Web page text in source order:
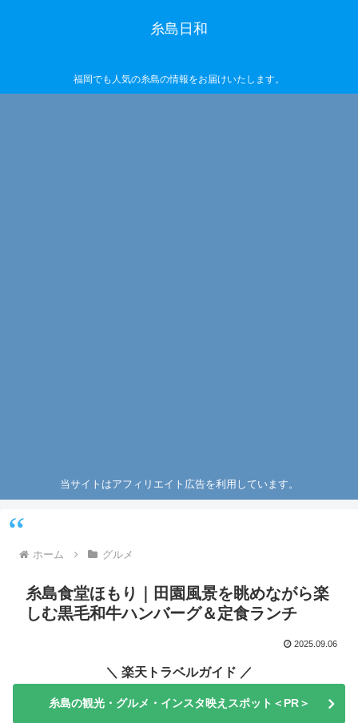
糸島日和
福岡でも人気の糸島の情報をお届けいたします。
当サイトはアフィリエイト広告を利用しています。
ホーム グルメ
糸島食堂ほもり｜田園風景を眺めながら楽
しむ黒毛和牛ハンバーグ＆定食ランチ
2025.09.06
＼ 楽天トラベルガイド ／
糸島の観光・グルメ・インスタ映えスポット＜PR＞